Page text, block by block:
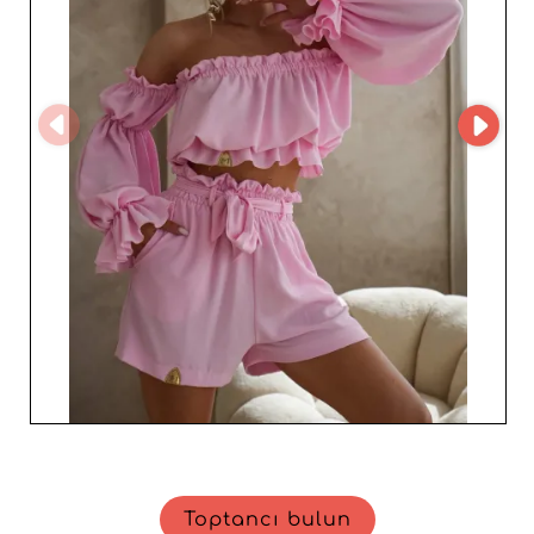
sürdürülebilirliğe verdiği önemle de öne çıkar; modern
moda standartlarına uygun, etik ve sorumlu ürünler
dönüş yapan ve tutkulu bir iş ortağına yatırım yapmak
demektir; bu ortak, satıcıların büyüme yolculuğunda
onlara eşlik eder. Ürünlerini kataloğunuza ekleyerek
marka imajınızı güçlendirir ve zarif, dayanıklı parçalar
arayan müşterileri cezbedersiniz.
Toptancı bulun